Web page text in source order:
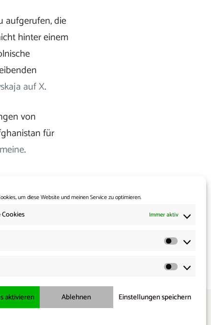
um diese Website und meinen Service zu optimieren.
Immer aktiv
aktivieren Ablehnen Einstellungen speichern
aufgerufen, die
hinter einem
auf X.
von
für
.
25.06.2024